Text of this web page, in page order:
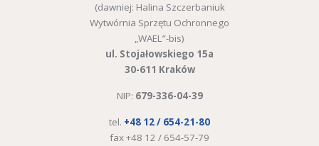
(dawniej: Halina Szczerbaniuk
Wytwórnia Sprzętu Ochronnego
„WAEL”-bis)
ul. Stojałowskiego 15a
30-611 Kraków
NIP: 679-336-04-39
tel. +48 12 / 654-21-80
fax +48 12 / 654-57-79